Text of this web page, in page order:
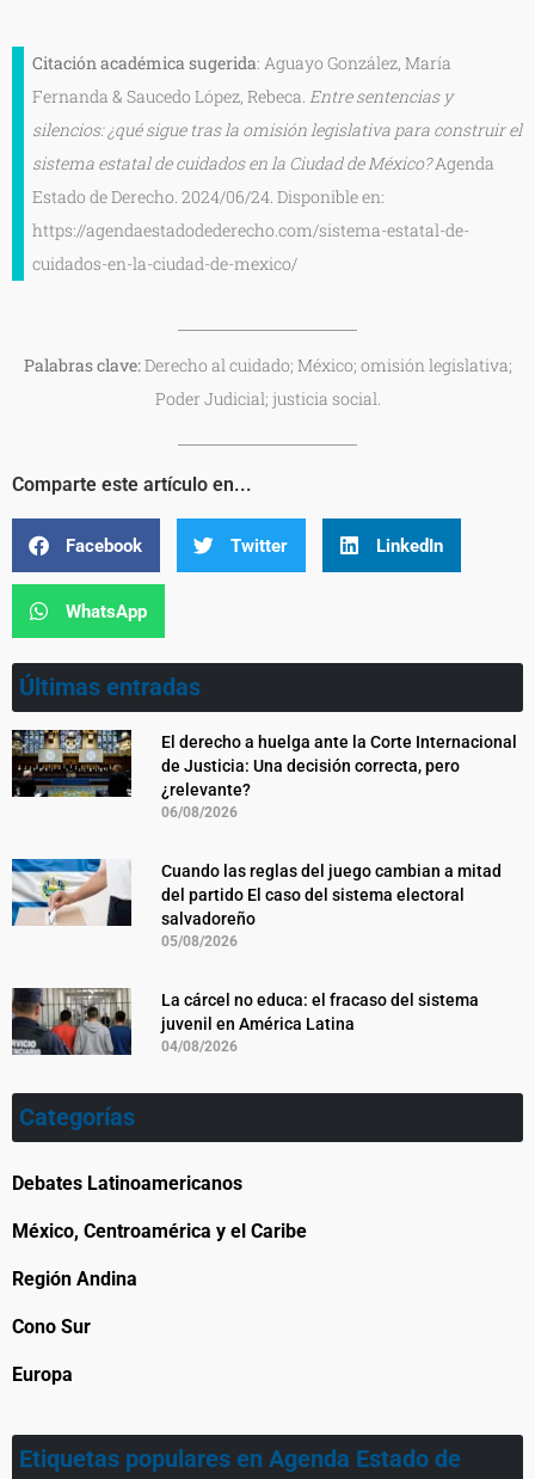
Citación académica sugerida: Aguayo González, María
Fernanda & Saucedo López, Rebeca. Entre sentencias y
silencios: ¿qué sigue tras la omisión legislativa para construir el
sistema estatal de cuidados en la Ciudad de México?Agenda
Estado de Derecho. 2024/06/24. Disponible en:
https://agendaestadodederecho.com/sistema-estatal-de-
cuidados-en-la-ciudad-de-mexico/
Palabras clave:Derecho al cuidado; México; omisión legislativa;
Poder Judicial; justicia social.
Comparte este artículo en...
Facebook Twitter LinkedIn
WhatsApp
Últimas entradas
El derecho a huelga ante la Corte Internacional
de Justicia: Una decisión correcta, pero
¿relevante?
06/08/2026
Cuando las reglas del juego cambian a mitad
del partido El caso del sistema electoral
salvadoreño
05/08/2026
La cárcel no educa: el fracaso del sistema
juvenil en América Latina
04/08/2026
Categorías
Debates Latinoamericanos
México, Centroamérica y el Caribe
Región Andina
Cono Sur
Europa
Etiquetas populares en Agenda Estado de